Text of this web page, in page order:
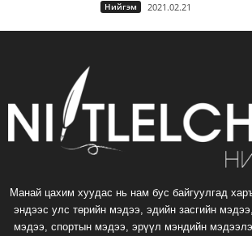
Нийгэм 2021.02.21
Манай цахим хуудас нь нам бус байгуулгад
эндээс улс төрийн мэдээ, эдийн засгийн
мэдээ, спортын мэдээ, эрүүл мэндийн